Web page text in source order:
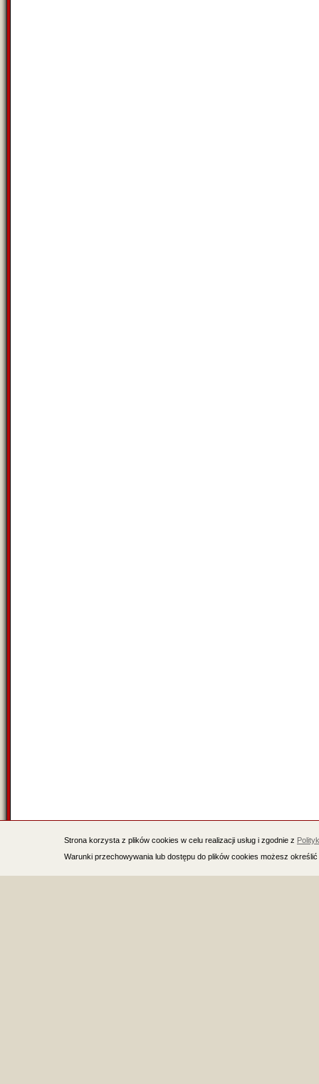
Strona korzysta z plików cookies w celu realizacji usług i zgodnie z
Warunki przechowywania lub dostępu do plików cookies możesz